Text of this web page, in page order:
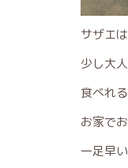
サザエは
少し大
食べれ
お家で
一足早